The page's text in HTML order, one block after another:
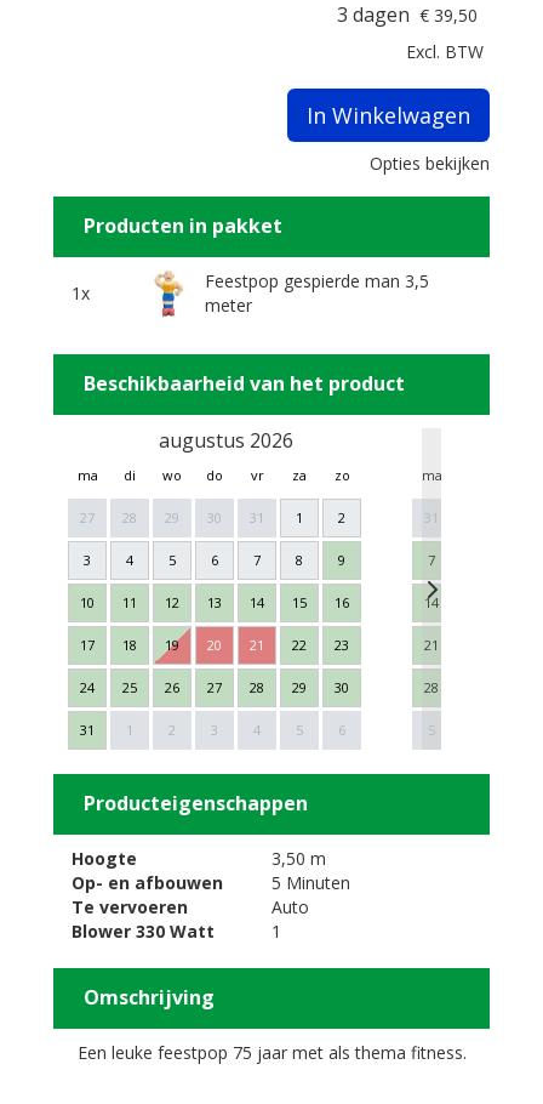
3 dagen € 39,50
Excl. BTW
In Winkelwagen
Opties bekijken
Producten in pakket
1x
Feestpop gespierde man 3,5
meter
Beschikbaarheid van het product
augustus 2026
ma di wo do vr za zo
27 28 29 30 31 1 2
3 4 5 6 7 8 9
10 11 12 13 14 15 16
17 18 19 20 21 22 23
24 25 26 27 28 29 30
31 1 2 3 4 5 6
ma
31
7
14
21
28
5
Next
Producteigenschappen
Hoogte
3,50 m
Op- en afbouwen
5 Minuten
Te vervoeren
Auto
Blower 330 Watt
1
Omschrijving
Een leuke feestpop 75 jaar met als thema fitness.